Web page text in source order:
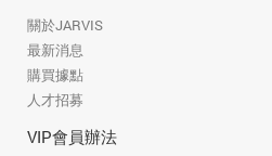
關於JARVIS
最新消息
購買據點
人才招募
VIP會員辦法